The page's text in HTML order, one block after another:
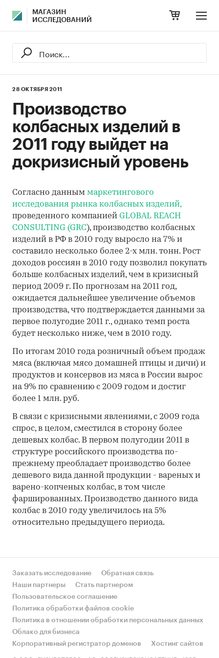
МАГАЗИН
ИССЛЕДОВАНИЙ
28 ОКТЯБРЯ 2011
Производство
колбасных изделий в
2011 году выйдет на
докризисный уровень
Согласно данным маркетингового
исследования рынка колбасных изделий,
проведенного компанией GLOBAL REACH
CONSULTING (GRC), производство колбасных
изделий в РФ в 2010 году выросло на 7% и
составило несколько более 2-х млн. тонн. Рост
доходов россиян в 2010 году позволил покупать
больше колбасных изделий, чем в кризисный
период 2009 г. По прогнозам на 2011 год,
ожидается дальнейшее увеличение объемов
производства, что подтверждается данными за
первое полугодие 2011 г., однако темп роста
будет несколько ниже, чем в 2010 году.
По итогам 2010 года розничный объем продаж
мяса (включая мясо домашней птицы и дичи) и
продуктов и консервов из мяса в России вырос
на 9% по сравнению с 2009 годом и достиг
более 1 млн. руб.
В связи с кризисными явлениями, с 2009 года
спрос, в целом, сместился в сторону более
дешевых колбас. В первом полугодии 2011 в
структуре российского производства по-
прежнему преобладает производство более
дешевого вида данной продукции - вареных и
варено-копченых колбас, в том числе
фаршированных. Производство данного вида
колбас в 2010 году увеличилось на 5%
относительно предыдущего периода.
Заказать исследование
Обратная связь
Наши партнеры
Стать партнером
Пользовательское соглашение
Политика обработки файлов cookie
Политика в отношении обработки персональных данных
Облако для бизнеса
Корпоративный регистратор доменов
Хостинг сайтов